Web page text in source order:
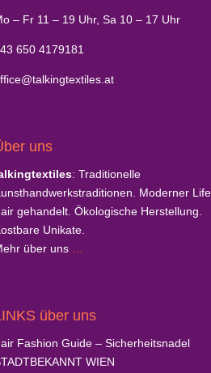
– Fr 11 – 19 Uhr, Sa 10 – 17 Uhr
650 4179181
uns
: Traditionelle
Moderner
gehandelt. Ökologische Herstellung.
Unikate.
über uns
über uns
Fashion Guide – Sicherheitsnadel
WIEN